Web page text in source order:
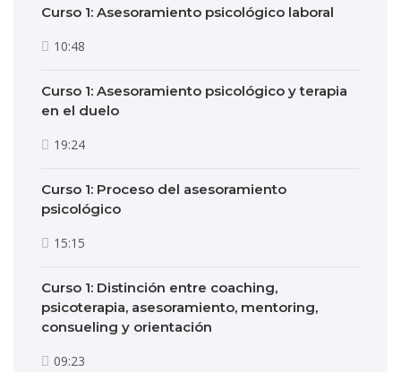
Curso 1: Asesoramiento psicológico laboral
10:48
Curso 1: Asesoramiento psicológico y terapia
en el duelo
19:24
Curso 1: Proceso del asesoramiento
psicológico
15:15
Curso 1: Distinción entre coaching,
psicoterapia, asesoramiento, mentoring,
consueling y orientación
09:23